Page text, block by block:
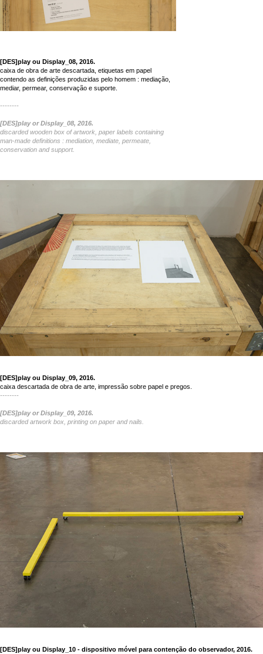
[DES]play ou Display_08, 2016.
caixa de obra de arte descartada, etiquetas em papel
contendo as definições produzidas pelo homem : mediação,
mediar, permear, conservação e suporte.
--------
[DES]play or Display_08, 2016.
discarded wooden box of artwork, paper labels containing
man-made definitions : mediation, mediate, permeate,
conservation and support.
[DES]play ou Display_09, 2016.
caixa descartada de obra de arte, impressão sobre papel e pregos.
--------
[DES]play or Display_09, 2016.
discarded artwork box, printing on paper and nails.
[DES]play ou Display_10 - dispositivo móvel para contenção do observador, 2016.